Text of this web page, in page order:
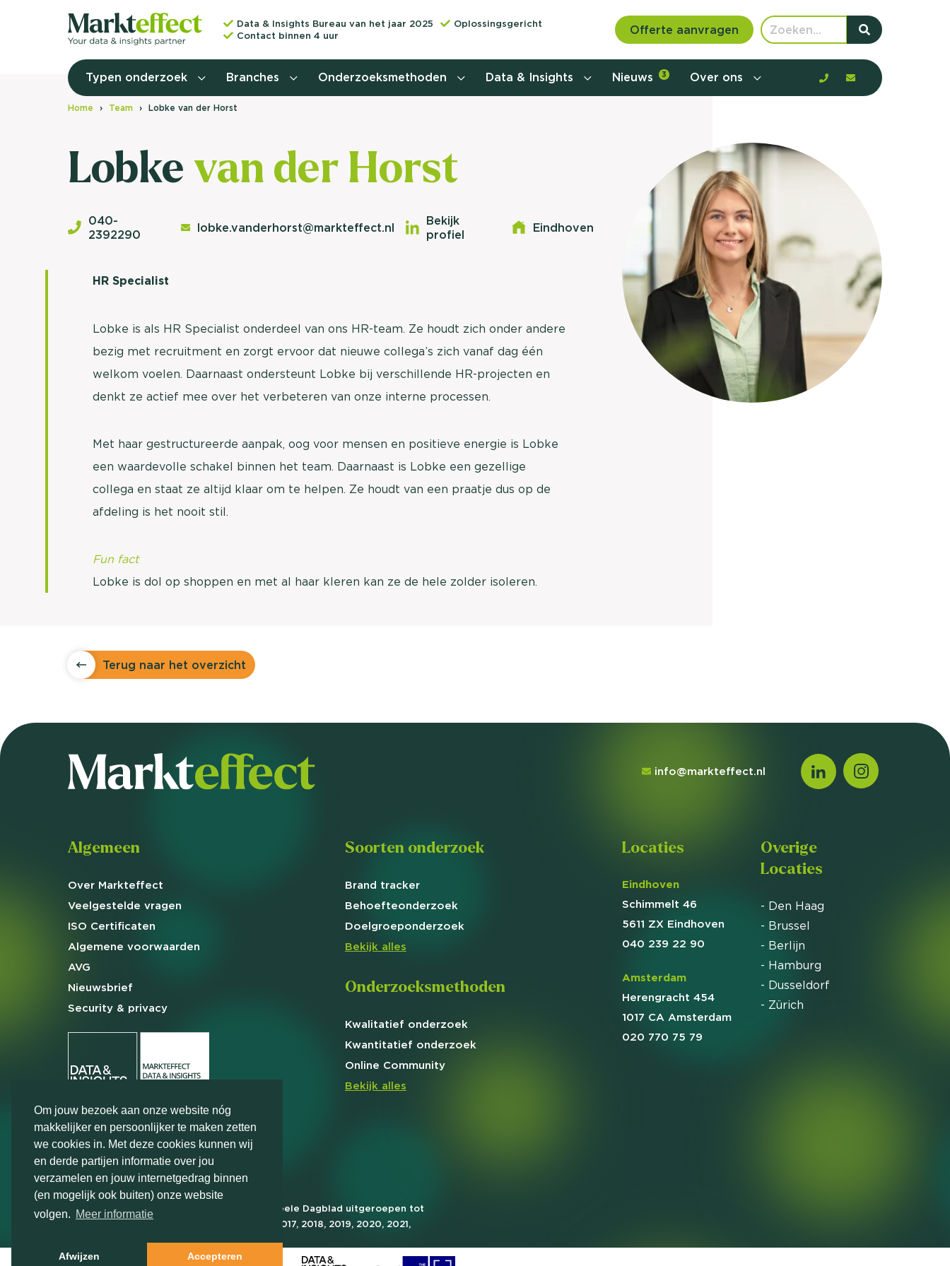
Om jouw bezoek aan onze website nóg
makkelijker en persoonlijker te maken zetten
we cookies in. Met deze cookies kunnen wij
en derde partijen informatie over jou
verzamelen en jouw internetgedrag binnen
(en mogelijk ook buiten) onze website
volgen. Meer informatie
Afwijzen Accepteren
Data & Insights Bureau van het jaar 2025
Oplossingsgericht
Contact binnen 4 uur
Offerte aanvragen
Typen onderzoek
Customer journey onderzoek
Doelgroeponderzoek
Usage & attitude onderzoek
UX-onderzoek
Relevantere communicatie en aanbod door de
customer journey, de barrières en gedrag in kaart te
brengen. Benieuwd hoe?
Client Consultant
Branches Onderzoeksmethoden Data & Insights Nieuws 3 Over ons
Home Team Lobke van der Horst
Lobkevan der Horst
040-
2392290
lobke.vanderhorst@markteffect.nl
Bekijk
profiel
Eindhoven
HR Specialist
Lobke is als HR Specialist onderdeel van ons HR-team. Ze houdt zich onder andere
bezig met recruitment en zorgt ervoor dat nieuwe collega’s zich vanaf dag één
welkom voelen. Daarnaast ondersteunt Lobke bij verschillende HR-projecten en
denkt ze actief mee over het verbeteren van onze interne processen.
Met haar gestructureerde aanpak, oog voor mensen en positieve energie is Lobke
een waardevolle schakel binnen het team. Daarnaast is Lobke een gezellige
collega en staat ze altijd klaar om te helpen. Ze houdt van een praatje dus op de
afdeling is het nooit stil.
Fun fact
Lobke is dol op shoppen en met al haar kleren kan ze de hele zolder isoleren.
Terug naar het overzicht
info@markteffect.nl
Algemeen
Over Markteffect
Veelgestelde vragen
ISO Certificaten
Algemene voorwaarden
AVG
Nieuwsbrief
Security & privacy
Soorten onderzoek
Brand tracker
Behoefteonderzoek
Doelgroeponderzoek
Bekijk alles
Onderzoeksmethoden
Kwalitatief onderzoek
Kwantitatief onderzoek
Online Community
Bekijk alles
Locaties
Eindhoven
Schimmelt 46
5611 ZX Eindhoven
040 239 22 90
Amsterdam
Herengracht 454
1017 CA Amsterdam
020 770 75 79
Overige
Locaties
- Den Haag
- Brussel
- Berlijn
- Hamburg
- Dusseldorf
- Zürich
Markteffect is door het Financieele Dagblad uitgeroepen tot
FD Gazelle in 2012, 2015, 2016, 2017, 2018, 2019, 2020, 2021,